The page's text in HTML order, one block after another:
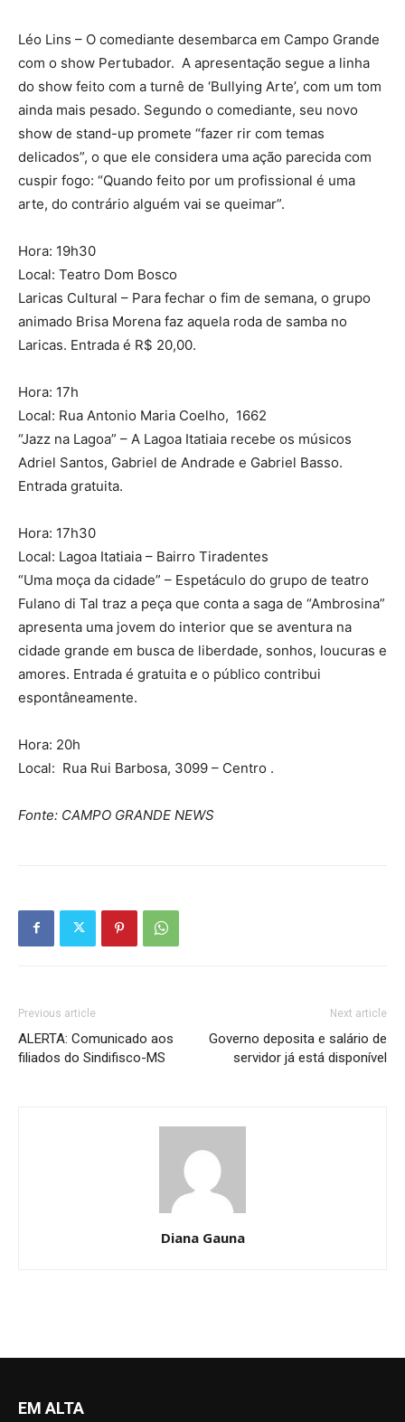
Léo Lins – O comediante desembarca em Campo Grande
com o show Pertubador. A apresentação segue a linha
do show feito com a turnê de ‘Bullying Arte’, com um tom
ainda mais pesado. Segundo o comediante, seu novo
show de stand-up promete “fazer rir com temas
delicados”, o que ele considera uma ação parecida com
cuspir fogo: “Quando feito por um profissional é uma
arte, do contrário alguém vai se queimar”.
Hora: 19h30
Local: Teatro Dom Bosco
Laricas Cultural – Para fechar o fim de semana, o grupo
animado Brisa Morena faz aquela roda de samba no
Laricas. Entrada é R$ 20,00.
Hora: 17h
Local: Rua Antonio Maria Coelho, 1662
“Jazz na Lagoa” – A Lagoa Itatiaia recebe os músicos
Adriel Santos, Gabriel de Andrade e Gabriel Basso.
Entrada gratuita.
Hora: 17h30
Local: Lagoa Itatiaia – Bairro Tiradentes
“Uma moça da cidade” – Espetáculo do grupo de teatro
Fulano di Tal traz a peça que conta a saga de “Ambrosina”
apresenta uma jovem do interior que se aventura na
cidade grande em busca de liberdade, sonhos, loucuras e
amores. Entrada é gratuita e o público contribui
espontâneamente.
Hora: 20h
Local: Rua Rui Barbosa, 3099 – Centro .
Fonte: CAMPO GRANDE NEWS
Previous article
ALERTA: Comunicado aos
filiados do Sindifisco-MS
Next article
Governo deposita e salário de
servidor já está disponível
Diana Gauna
EM ALTA